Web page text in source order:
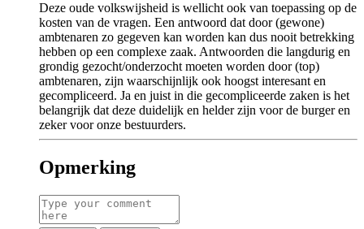
Deze oude volkswijsheid is wellicht ook van toepassing op de
kosten van de vragen. Een antwoord dat door (gewone)
ambtenaren zo gegeven kan worden kan dus nooit betrekking
hebben op een complexe zaak. Antwoorden die langdurig en
grondig gezocht/onderzocht moeten worden door (top)
ambtenaren, zijn waarschijnlijk ook hoogst interesant en
gecompliceerd. Ja en juist in die gecompliceerde zaken is het
belangrijk dat deze duidelijk en helder zijn voor de burger en
zeker voor onze bestuurders.
Opmerking